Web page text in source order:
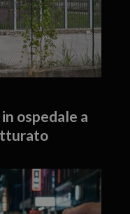
ospedale a